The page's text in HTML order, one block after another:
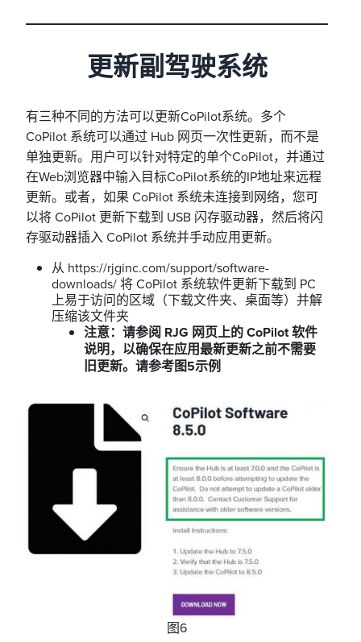
更新副驾驶系统
有三种不同的方法可以更新CoPilot系统。多个
CoPilot 系统可以通过 Hub 网页一次性更新，而不是
单独更新。 用户可以针对特定的单个CoPilot，并通过
在Web浏览器中输入目标CoPilot系统的IP地址来远程
更新。或者，如果 CoPilot 系统未连接到网络，您可
以将 CoPilot 更新下载到 USB 闪存驱动器，然后将闪
存驱动器插入 CoPilot 系统并手动应用更新。
从 https://rjginc.com/support/software-
downloads/ 将 CoPilot 系统软件更新下载到 PC
上易于访问的区域（下载文件夹、桌面等）并解
压缩该文件夹
注意：请参阅 RJG 网页上的 CoPilot 软件
说明，以确保在应用最新更新之前不需要
旧更新。请参考图5示例
图6